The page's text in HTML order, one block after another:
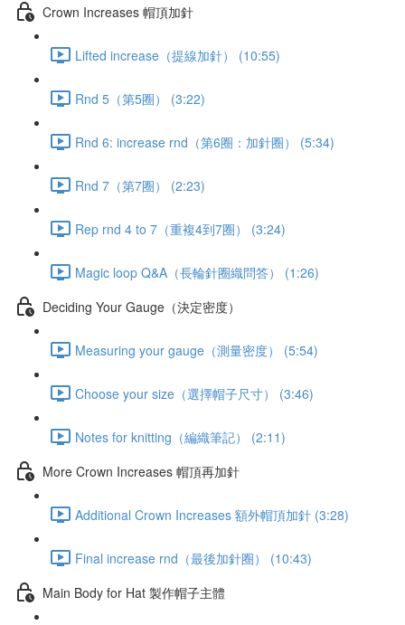
Crown Increases 帽頂加針
Lifted increase（提線加針） (10:55)
Rnd 5（第5圈） (3:22)
Rnd 6: increase rnd（第6圈：加針圈） (5:34)
Rnd 7（第7圈） (2:23)
Rep rnd 4 to 7（重複4到7圈） (3:24)
Magic loop Q&A（長輪針圈織問答） (1:26)
Deciding Your Gauge（決定密度）
Measuring your gauge（測量密度） (5:54)
Choose your size（選擇帽子尺寸） (3:46)
Notes for knitting（編織筆記） (2:11)
More Crown Increases 帽頂再加針
Additional Crown Increases 額外帽頂加針 (3:28)
Final increase rnd（最後加針圈） (10:43)
Main Body for Hat 製作帽子主體